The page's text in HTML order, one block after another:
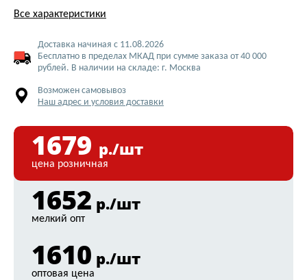
Все характеристики
Доставка начиная с 11.08.2026
Бесплатно в пределах МКАД при сумме заказа от 40 000
рублей. В наличии на складе: г. Москва
Возможен самовывоз
Наш адрес и условия доставки
1679 р./шт
цена розничная
1652 р./шт
мелкий опт
1610 р./шт
оптовая цена